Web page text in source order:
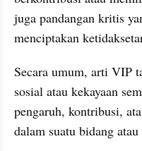
juga pandangan kritis
menciptakan
Secara umum, arti VIP
sosial atau kekayaan
pengaruh, kontribusi,
dalam suatu bidang